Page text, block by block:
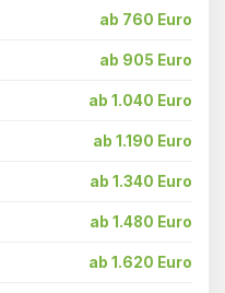
ab 760 Euro
ab 905 Euro
ab 1.040 Euro
ab 1.190 Euro
ab 1.340 Euro
ab 1.480 Euro
ab 1.620 Euro